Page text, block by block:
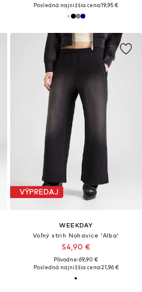
Posledná najnižšia cena:19,95 €
VÝPREDAJ
WEEKDAY
Voľný strih Nohavice 'Alba'
54,90 €
Pôvodne: 69,90 €
Posledná najnižšia cena:21,96 €